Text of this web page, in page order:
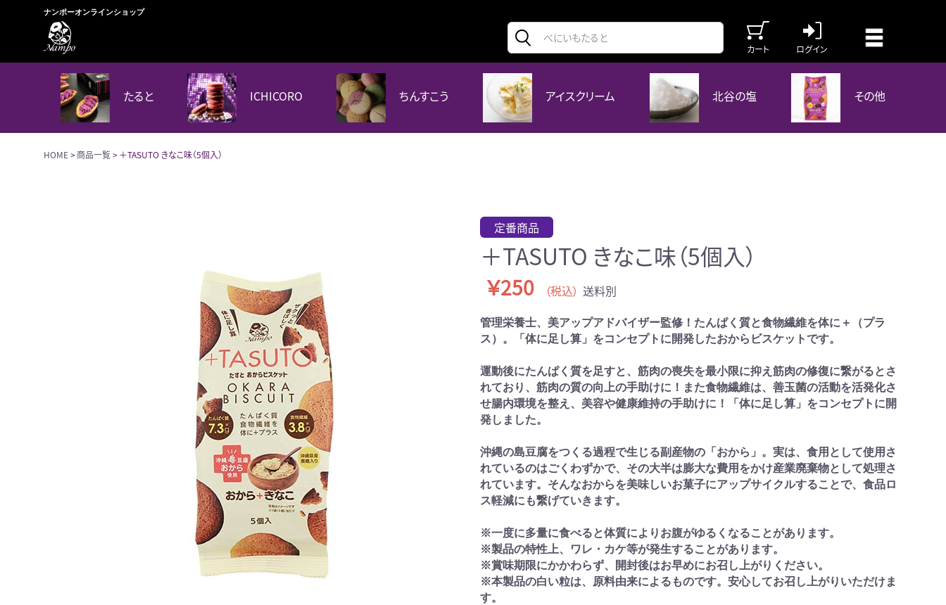
ナンポーオンラインショップ
カート ログイン
たると ICHICORO ちんすこう アイスクリーム 北谷の塩 その他
HOME 商品一覧 ＋TASUTO きなこ味（5個入）
定番商品
＋TASUTO きなこ味（5個入）
￥250 （税込） 送料別
管理栄養士、美アップアドバイザー監修！たんぱく質と食物繊維を体に＋（プラ
ス）。「体に足し算」をコンセプトに開発したおからビスケットです。
運動後にたんぱく質を足すと、筋肉の喪失を最小限に抑え筋肉の修復に繋がるとさ
れており、筋肉の質の向上の手助けに！また食物繊維は、善玉菌の活動を活発化さ
せ腸内環境を整え、美容や健康維持の手助けに！「体に足し算」をコンセプトに開
発しました。
沖縄の島豆腐をつくる過程で生じる副産物の「おから」。実は、食用として使用さ
れているのはごくわずかで、その大半は膨大な費用をかけ産業廃棄物として処理さ
れています。そんなおからを美味しいお菓子にアップサイクルすることで、食品ロ
ス軽減にも繋げていきます。
※一度に多量に食べると体質によりお腹がゆるくなることがあります。
※製品の特性上、ワレ・カケ等が発生することがあります。
※賞味期限にかかわらず、開封後はお早めにお召し上がりください。
※本製品の白い粒は、原料由来によるものです。安心してお召し上がりいただけま
す。